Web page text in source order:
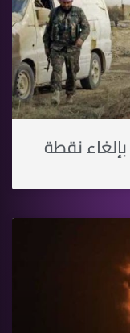
بإلغاء نقطة